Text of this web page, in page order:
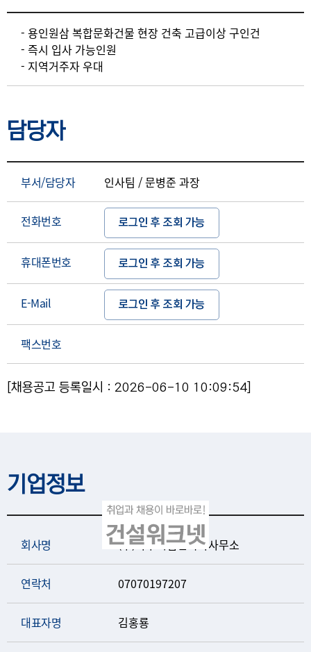
상세요강
- 용인원삼 복합문화건물 현장 건축 고급이상 구인건
- 즉시 입사 가능인원
- 지역거주자 우대
담당자
부서/담당자 인사팀 / 문병준 과장
전화번호 로그인 후 조회 가능
휴대폰번호 로그인 후 조회 가능
E-Mail 로그인 후 조회 가능
팩스번호
[채용공고 등록일시 : 2026-06-10 10:09:54]
기업정보
회사명 (주)나우씨엠건축사사무소
연락처 07070197207
대표자명 김홍룡